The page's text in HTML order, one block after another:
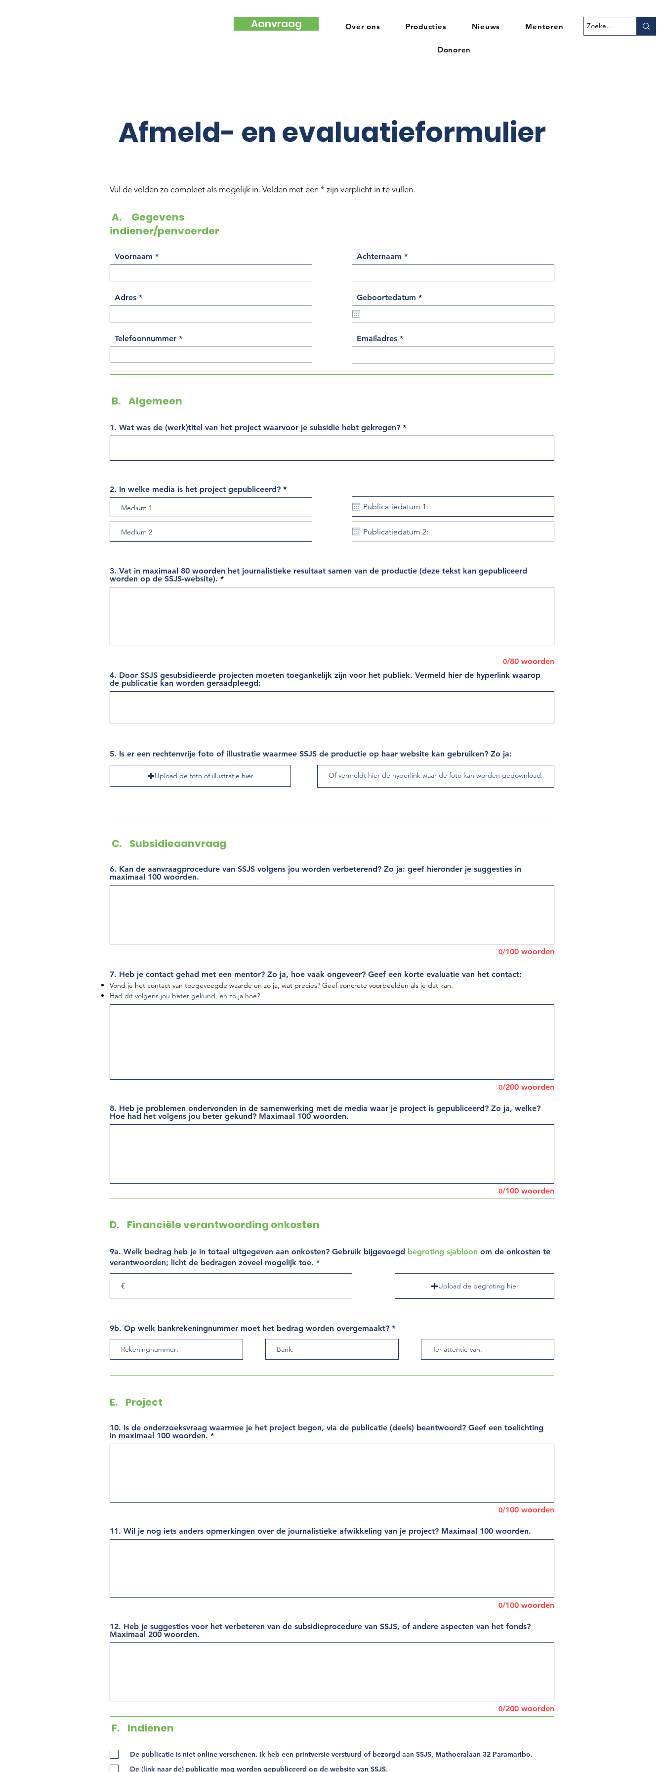
Aanvraag Over ons Producties Nieuws Mentoren
Donoren
Afmeld- en evaluatieformulier
Vul de velden zo compleet als mogelijk in. Velden met een * zijn verplicht in te vullen.
A. Gegevens
indiener/penvoerder
Voornaam
Adres
Telefoonnummer
Achternaam
Geboortedatum *r
e
u
e
Emailadres
B. Algemeen
1. Wat was de (werk)titel van het project waarvoor je subsidie hebt gekregen?
2. In welke media is het project gepubliceerd?
4. Door SSJS gesubsidieerde projecten moeten toegankelijk zijn voor het publiek. Vermeld hier de hyperlink waarop
de publicatie kan worden geraadpleegd:
3. Vat in maximaal 80 woorden het journalistieke resultaat samen van de productie (deze tekst kan gepubliceerd
worden op de SSJS-website).
0/80 woorden
5. Is er een rechtenvrije foto of illustratie waarmee SSJS de productie op haar website kan gebruiken? Zo ja:
Upload de foto of illustratie hier
C. Subsidieaanvraag
6. Kan de aanvraagprocedure van SSJS volgens jou worden verbeterend? Zo ja: geef hieronder je suggesties in
maximaal 100 woorden.
0/100 woorden
7. Heb je contact gehad met een mentor? Zo ja, hoe vaak ongeveer? Geef een korte evaluatie van het contact:
Vond je het contact van toegevoegde waarde en zo ja, wat precies? Geef concrete voorbeelden als je dat kan.
Had dit volgens jou beter gekund, en zo ja hoe?
0/200 woorden
8. Heb je problemen ondervonden in de samenwerking met de media waar je project is gepubliceerd? Zo ja, welke?
Hoe had het volgens jou beter gekund? Maximaal 100 woorden.
0/100 woorden
D. Financiële verantwoording onkosten
9a. Welk bedrag heb je in totaal uitgegeven aan onkosten? Gebruik bijgevoegd begroting sjabloon om de onkosten te
verantwoorden; licht de bedragen zoveel mogelijk toe. *
Upload de begroting hier
9b. Op welk bankrekeningnummer moet het bedrag worden overgemaakt? *
E. Project
10. Is de onderzoeksvraag waarmee je het project begon, via de publicatie (deels) beantwoord? Geef een toelichting
in maximaal 100 woorden.
0/100 woorden
11. Wil je nog iets anders opmerkingen over de journalistieke afwikkeling van je project? Maximaal 100 woorden.
0/100 woorden
12. Heb je suggesties voor het verbeteren van de subsidieprocedure van SSJS, of andere aspecten van het fonds?
Maximaal 200 woorden.
0/200 woorden
F. Indienen
De publicatie is niet online verschenen. Ik heb een printversie verstuurd of bezorgd aan SSJS, Mathoeralaan 32 Paramaribo.
De (link naar de) publicatie mag worden gepubliceerd op de website van SSJS.